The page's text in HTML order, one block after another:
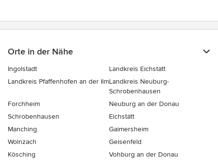
Orte in der Nähe
Ingolstadt
Landkreis Eichstätt
Landkreis Pfaffenhofen an der IlmLandkreis Neuburg-
Schrobenhausen
Forchheim
Neuburg an der Donau
Schrobenhausen
Eichstätt
Manching
Gaimersheim
Wolnzach
Geisenfeld
Kösching
Vohburg an der Donau